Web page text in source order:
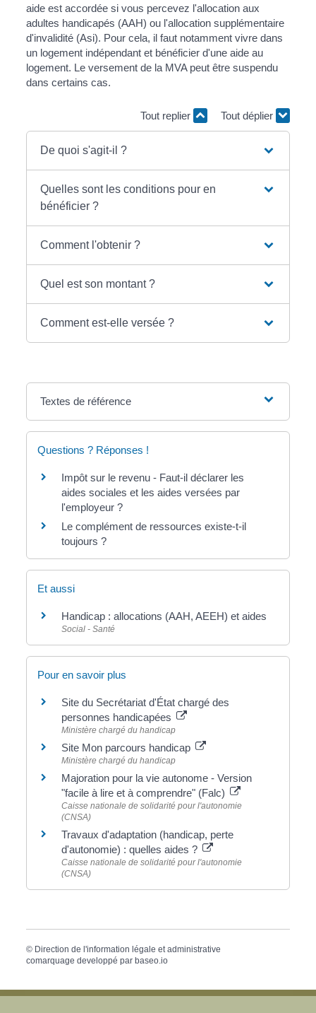
aide est accordée si vous percevez l'allocation aux
adultes handicapés (AAH) ou l'allocation supplémentaire
d'invalidité (Asi). Pour cela, il faut notamment vivre dans
un logement indépendant et bénéficier d'une aide au
logement. Le versement de la MVA peut être suspendu
dans certains cas.
Tout replier Tout déplier
De quoi s'agit-il ?
Quelles sont les conditions pour en
bénéficier ?
Comment l'obtenir ?
Quel est son montant ?
Comment est-elle versée ?
Textes de référence
Questions ? Réponses !
Impôt sur le revenu - Faut-il déclarer les
aides sociales et les aides versées par
l'employeur ?
Le complément de ressources existe-t-il
toujours ?
Et aussi
Handicap : allocations (AAH, AEEH) et aides
Social - Santé
Pour en savoir plus
Site du Secrétariat d'État chargé des
personnes handicapées
Ministère chargé du handicap
Site Mon parcours handicap
Ministère chargé du handicap
Majoration pour la vie autonome - Version
"facile à lire et à comprendre" (Falc)
Caisse nationale de solidarité pour l'autonomie
(CNSA)
Travaux d'adaptation (handicap, perte
d'autonomie) : quelles aides ?
Caisse nationale de solidarité pour l'autonomie
(CNSA)
© Direction de l'information légale et administrative
comarquage developpé par baseo.io